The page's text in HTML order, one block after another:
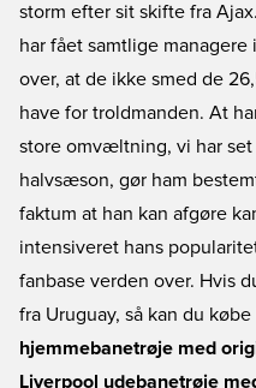
storm efter sit skifte fra
har fået samtlige
over, at de ikke smed de
have for troldmanden. At
store omvæltning, vi har
halvsæson, gør ham
faktum at han kan afgøre
intensiveret hans
fanbase verden over. Hvis
fra Uruguay, så kan du købe
hjemmebanetrøje med
Liverpool udebanetrøje